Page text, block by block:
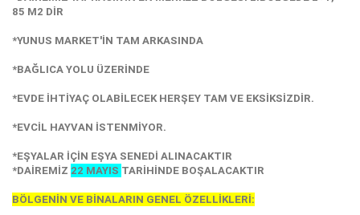
85 M2 DİR
*YUNUS MARKET'İN TAM ARKASINDA
*BAĞLICA YOLU ÜZERİNDE
*EVDE İHTİYAÇ OLABİLECEK HERŞEY TAM VE EKSİKSİZDİR.
*EVCİL HAYVAN İSTENMİYOR.
*EŞYALAR İÇİN EŞYA SENEDİ ALINACAKTIR
*DAİREMİZ 22 MAYIS TARİHİNDE BOŞALACAKTIR
BÖLGENİN VE BİNALARIN GENEL ÖZELLİKLERİ: